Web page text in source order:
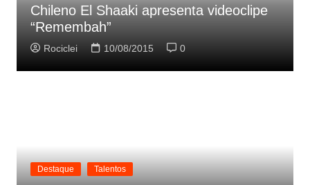
Chileno El Shaaki apresenta videoclipe
“Remembah”
Rociclei 10/08/2015 0
Destaque Talentos